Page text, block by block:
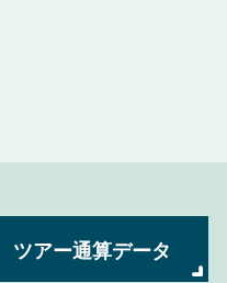
ツアー通算データ